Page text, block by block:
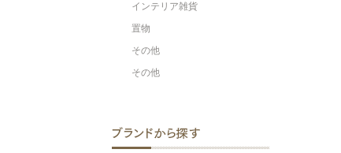
インテリア雑貨
置物
その他
その他